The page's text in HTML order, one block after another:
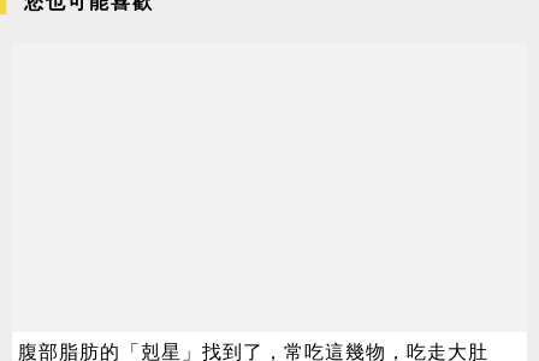
腹部脂肪的「剋星」找到了，常吃這幾物，吃走大肚